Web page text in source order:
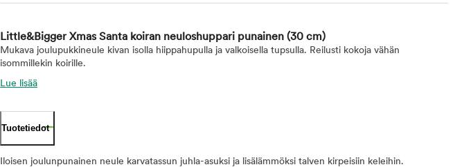
Little&Bigger Xmas Santa koiran neuloshuppari punainen (30 cm)
Mukava joulupukkineule kivan isolla hiippahupulla ja valkoisella tupsulla. Reilusti kokoja vähän
isommillekin koirille.
Lue lisää
Tuotetiedot
Iloisen joulunpunainen neule karvatassun juhla-asuksi ja lisälämmöksi talven kirpeisiin keleihin.